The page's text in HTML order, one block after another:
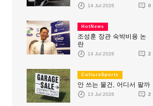
14 Jul 2026 0
HotNews
조성훈 장관 숙박비용 논
란
14 Jul 2026 2
CultureSports
안 쓰는 물건, 어디서 팔까
13 Jul 2026 2